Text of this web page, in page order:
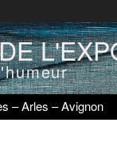
– Arles – Avignon